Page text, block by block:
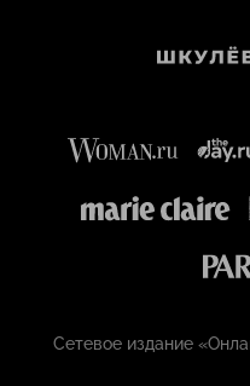
Сетевое издание